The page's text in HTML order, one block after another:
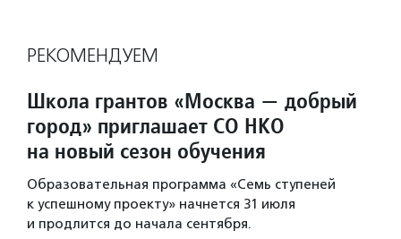
РЕКОМЕНДУЕМ
Школа грантов «Москва — добрый
город» приглашает СО НКО
на новый сезон обучения
Образовательная программа «Семь ступеней
к успешному проекту» начнется 31 июля
и продлится до начала сентября.